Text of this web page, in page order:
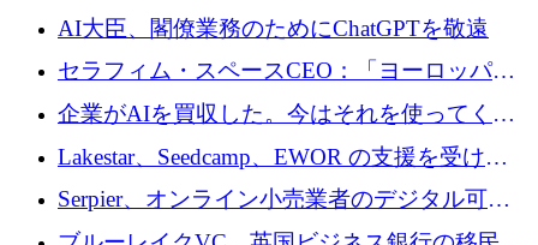
Funding Explorerの立ち上げ、そしてルクセン
ブルクの大きな野望
AI大臣、閣僚業務のためにChatGPTを敬遠
セラフィム・スペースCEO：「ヨーロッパは
追いつきつつある」
企業がAIを買収した。今はそれを使ってくれ
る人々が必要です
Lakestar、Seedcamp、EWOR の支援を受け、
SE3 が自律システム用の空間 AI プラットフォ
ームを発表
Serpier、オンライン小売業者のデジタル可視
性向上を支援するために 140 万ユーロを調達